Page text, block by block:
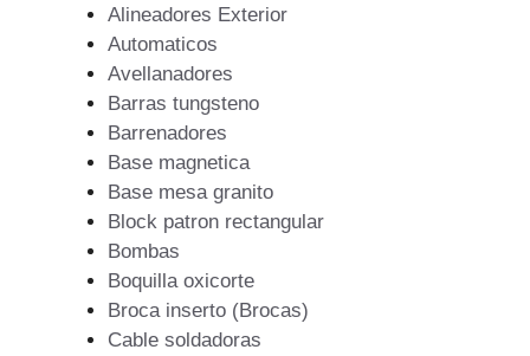
Alineadores Exterior
Automaticos
Avellanadores
Barras tungsteno
Barrenadores
Base magnetica
Base mesa granito
Block patron rectangular
Bombas
Boquilla oxicorte
Broca inserto (Brocas)
Cable soldadoras